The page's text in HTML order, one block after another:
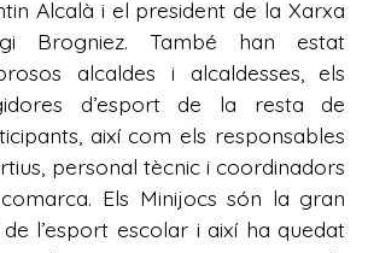
Alcalà i el president de la Xarxa
Brogniez. També han estat
alcaldes i alcaldesses, els
d’esport de la resta de
així com els responsables
personal tècnic i coordinadors
Els Minijocs són la gran
l’esport escolar i així ha quedat